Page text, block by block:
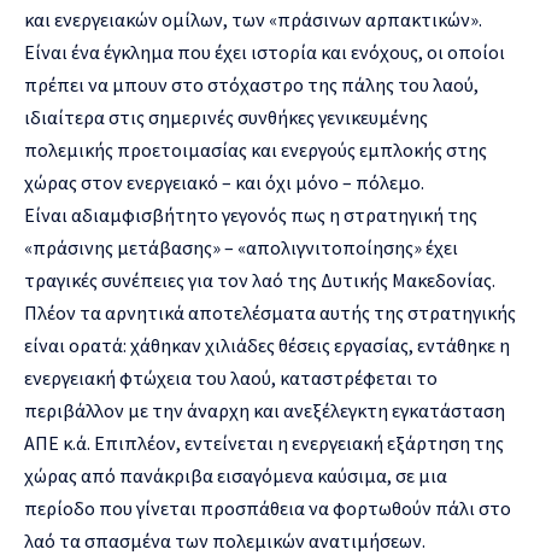
και ενεργειακών ομίλων, των «πράσινων αρπακτικών».
Είναι ένα έγκλημα που έχει ιστορία και ενόχους, οι οποίοι
πρέπει να μπουν στο στόχαστρο της πάλης του λαού,
ιδιαίτερα στις σημερινές συνθήκες γενικευμένης
πολεμικής προετοιμασίας και ενεργούς εμπλοκής στης
χώρας στον ενεργειακό – και όχι μόνο – πόλεμο.
Είναι αδιαμφισβήτητο γεγονός πως η στρατηγική της
«πράσινης μετάβασης» – «απολιγνιτοποίησης» έχει
τραγικές συνέπειες για τον λαό της Δυτικής Μακεδονίας.
Πλέον τα αρνητικά αποτελέσματα αυτής της στρατηγικής
είναι ορατά: χάθηκαν χιλιάδες θέσεις εργασίας, εντάθηκε η
ενεργειακή φτώχεια του λαού, καταστρέφεται το
περιβάλλον με την άναρχη και ανεξέλεγκτη εγκατάσταση
ΑΠΕ κ.ά. Επιπλέον, εντείνεται η ενεργειακή εξάρτηση της
χώρας από πανάκριβα εισαγόμενα καύσιμα, σε μια
περίοδο που γίνεται προσπάθεια να φορτωθούν πάλι στο
λαό τα σπασμένα των πολεμικών ανατιμήσεων.